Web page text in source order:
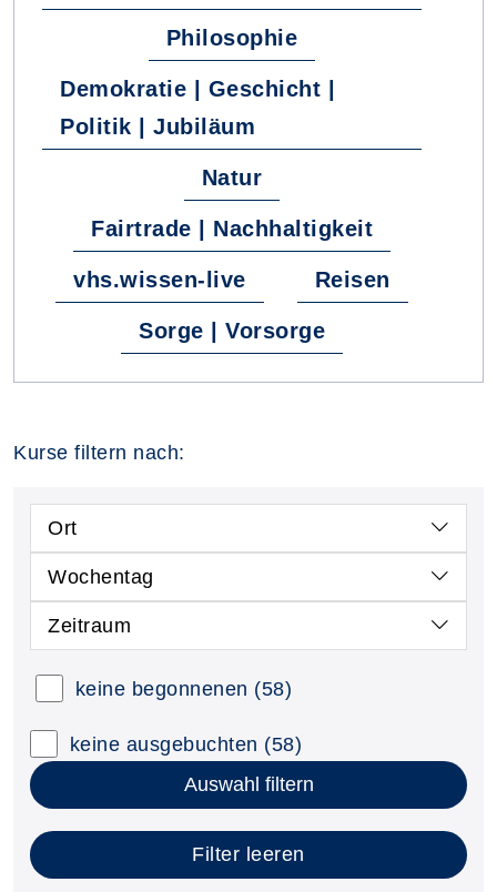
Philosophie
Demokratie | Geschicht |
Politik | Jubiläum
Natur
Fairtrade | Nachhaltigkeit
vhs.wissen-live Reisen
Sorge | Vorsorge
Kurse filtern nach:
Ort
Wochentag
Zeitraum
keine begonnenen (58)
keine ausgebuchten (58)
Auswahl filtern
Filter leeren